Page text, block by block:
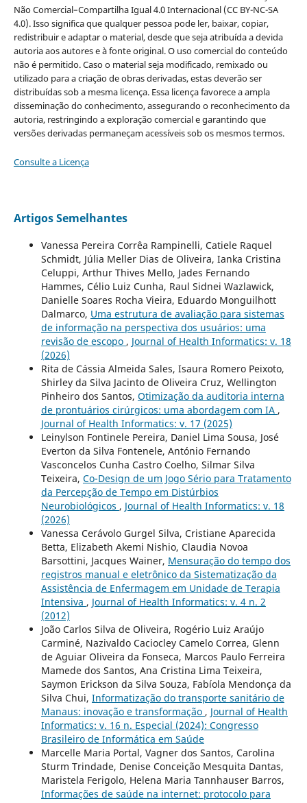
Não Comercial–Compartilha Igual 4.0 Internacional (CC BY-NC-SA
4.0). Isso significa que qualquer pessoa pode ler, baixar, copiar,
redistribuir e adaptar o material, desde que seja atribuída a devida
autoria aos autores e à fonte original. O uso comercial do conteúdo
não é permitido. Caso o material seja modificado, remixado ou
utilizado para a criação de obras derivadas, estas deverão ser
distribuídas sob a mesma licença. Essa licença favorece a ampla
disseminação do conhecimento, assegurando o reconhecimento da
autoria, restringindo a exploração comercial e garantindo que
versões derivadas permaneçam acessíveis sob os mesmos termos.
Consulte a Licença
Artigos Semelhantes
Vanessa Pereira Corrêa Rampinelli, Catiele Raquel
Schmidt, Júlia Meller Dias de Oliveira, Ianka Cristina
Celuppi, Arthur Thives Mello, Jades Fernando
Hammes, Célio Luiz Cunha, Raul Sidnei Wazlawick,
Danielle Soares Rocha Vieira, Eduardo Monguilhott
Dalmarco, Uma estrutura de avaliação para sistemas
de informação na perspectiva dos usuários: uma
revisão de escopo , Journal of Health Informatics: v. 18
(2026)
Rita de Cássia Almeida Sales, Isaura Romero Peixoto,
Shirley da Silva Jacinto de Oliveira Cruz, Wellington
Pinheiro dos Santos, Otimização da auditoria interna
de prontuários cirúrgicos: uma abordagem com IA ,
Journal of Health Informatics: v. 17 (2025)
Leinylson Fontinele Pereira, Daniel Lima Sousa, José
Everton da Silva Fontenele, António Fernando
Vasconcelos Cunha Castro Coelho, Silmar Silva
Teixeira, Co-Design de um Jogo Sério para Tratamento
da Percepção de Tempo em Distúrbios
Neurobiológicos , Journal of Health Informatics: v. 18
(2026)
Vanessa Cerávolo Gurgel Silva, Cristiane Aparecida
Betta, Elizabeth Akemi Nishio, Claudia Novoa
Barsottini, Jacques Wainer, Mensuração do tempo dos
registros manual e eletrônico da Sistematização da
Assistência de Enfermagem em Unidade de Terapia
Intensiva , Journal of Health Informatics: v. 4 n. 2
(2012)
João Carlos Silva de Oliveira, Rogério Luiz Araújo
Carminé, Nazivaldo Caciocley Camelo Correa, Glenn
de Aguiar Oliveira da Fonseca, Marcos Paulo Ferreira
Mamede dos Santos, Ana Cristina Lima Teixeira,
Saymon Erickson da Silva Souza, Fabíola Mendonça da
Silva Chui, Informatização do transporte sanitário de
Manaus: inovação e transformação , Journal of Health
Informatics: v. 16 n. Especial (2024): Congresso
Brasileiro de Informática em Saúde
Marcelle Maria Portal, Vagner dos Santos, Carolina
Sturm Trindade, Denise Conceição Mesquita Dantas,
Maristela Ferigolo, Helena Maria Tannhauser Barros,
Informações de saúde na internet: protocolo para